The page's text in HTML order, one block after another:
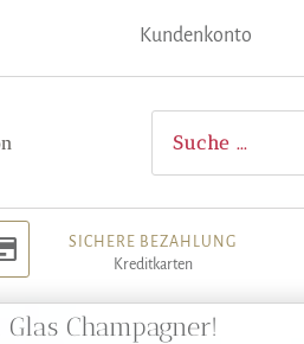
Kundenkonto
SICHERE BEZAHLUNG
Kreditkarten
Champagner!